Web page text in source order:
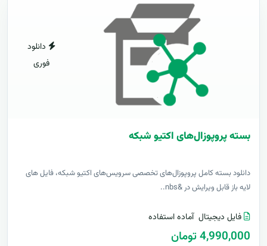
دانلود
فوری
بسته پروپوزال‌های اکتیو شبکه
دانلود بسته کامل پروپوزال‌های تخصصی سرویس‌های اکتیو شبکه، فایل های
لایه باز قابل ویرایش در &nbs..
فایل دیجیتال آماده استفاده
4,990,000 تومان